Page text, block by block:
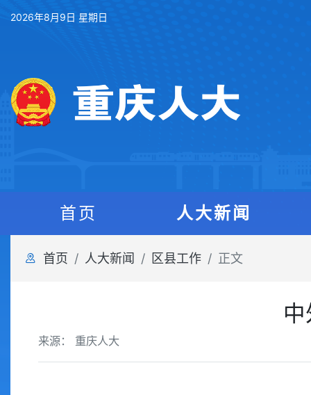
2026年8月9日 星期日
首页 人大新闻
首页 人大新闻 区县工作 正文
来源： 重庆人大